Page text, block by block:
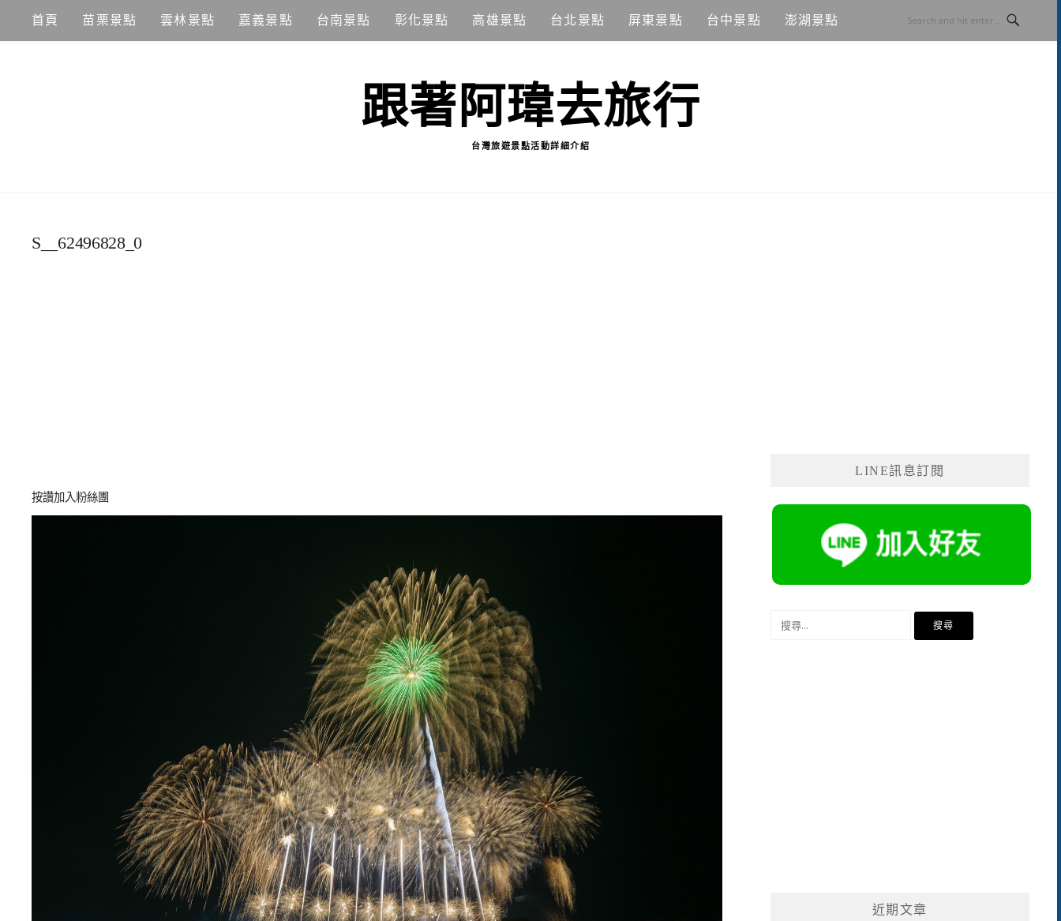
content
首頁 苗栗景點 雲林景點 嘉義景點 台南景點 彰化景點 高雄景點 台北景點 屏東景點 台中景點 澎湖景點
跟著阿瑋去旅行
台灣旅遊景點活動詳細介紹
S__62496828_0
按讚加入粉絲團
LINE訊息訂閱
近期文章